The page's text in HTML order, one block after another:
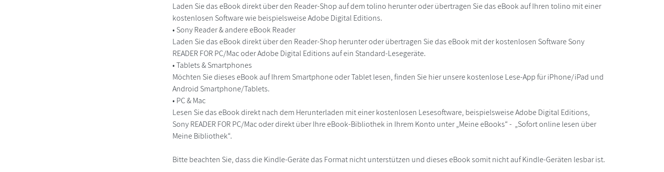
Laden Sie das eBook direkt über den Reader-Shop auf dem tolino herunter oder übertragen Sie das eBook auf Ihren tolino mit einer
kostenlosen Software wie beispielsweise Adobe Digital Editions.
• Sony Reader & andere eBook Reader
Laden Sie das eBook direkt über den Reader-Shop herunter oder übertragen Sie das eBook mit der kostenlosen Software Sony
READER FOR PC/Mac oder Adobe Digital Editions auf ein Standard-Lesegeräte.
• Tablets & Smartphones
Möchten Sie dieses eBook auf Ihrem Smartphone oder Tablet lesen, finden Sie hier unsere kostenlose Lese-App für iPhone/iPad und
Android Smartphone/Tablets.
• PC & Mac
Lesen Sie das eBook direkt nach dem Herunterladen mit einer kostenlosen Lesesoftware, beispielsweise Adobe Digital Editions,
Sony READER FOR PC/Mac oder direkt über Ihre eBook-Bibliothek in Ihrem Konto unter „Meine eBooks“ - „Sofort online lesen über
Meine Bibliothek“.
Bitte beachten Sie, dass die Kindle-Geräte das Format nicht unterstützen und dieses eBook somit nicht auf Kindle-Geräten lesbar ist.